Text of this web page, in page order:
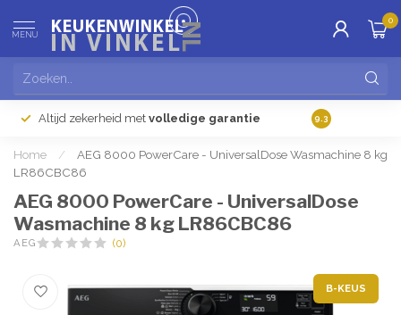
MENU
0
Altijd zekerheid met volledige garantie Gratis
9.3
Home /
AEG 8000 PowerCare - UniversalDose Wasmachine 8 kg
LR86CBC86
AEG 8000 PowerCare - UniversalDose
Wasmachine 8 kg LR86CBC86
AEG (0)
B-KEUS